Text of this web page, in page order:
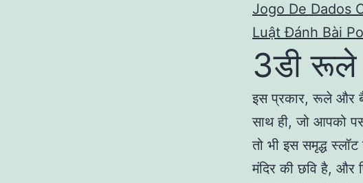
Jogo De Dados
Luật Đánh Bài
3डी रूले
इस प्रकार, रूले और
साथ ही, जो आपको
तो भी इस समृद्ध
मंदिर की छवि है, और